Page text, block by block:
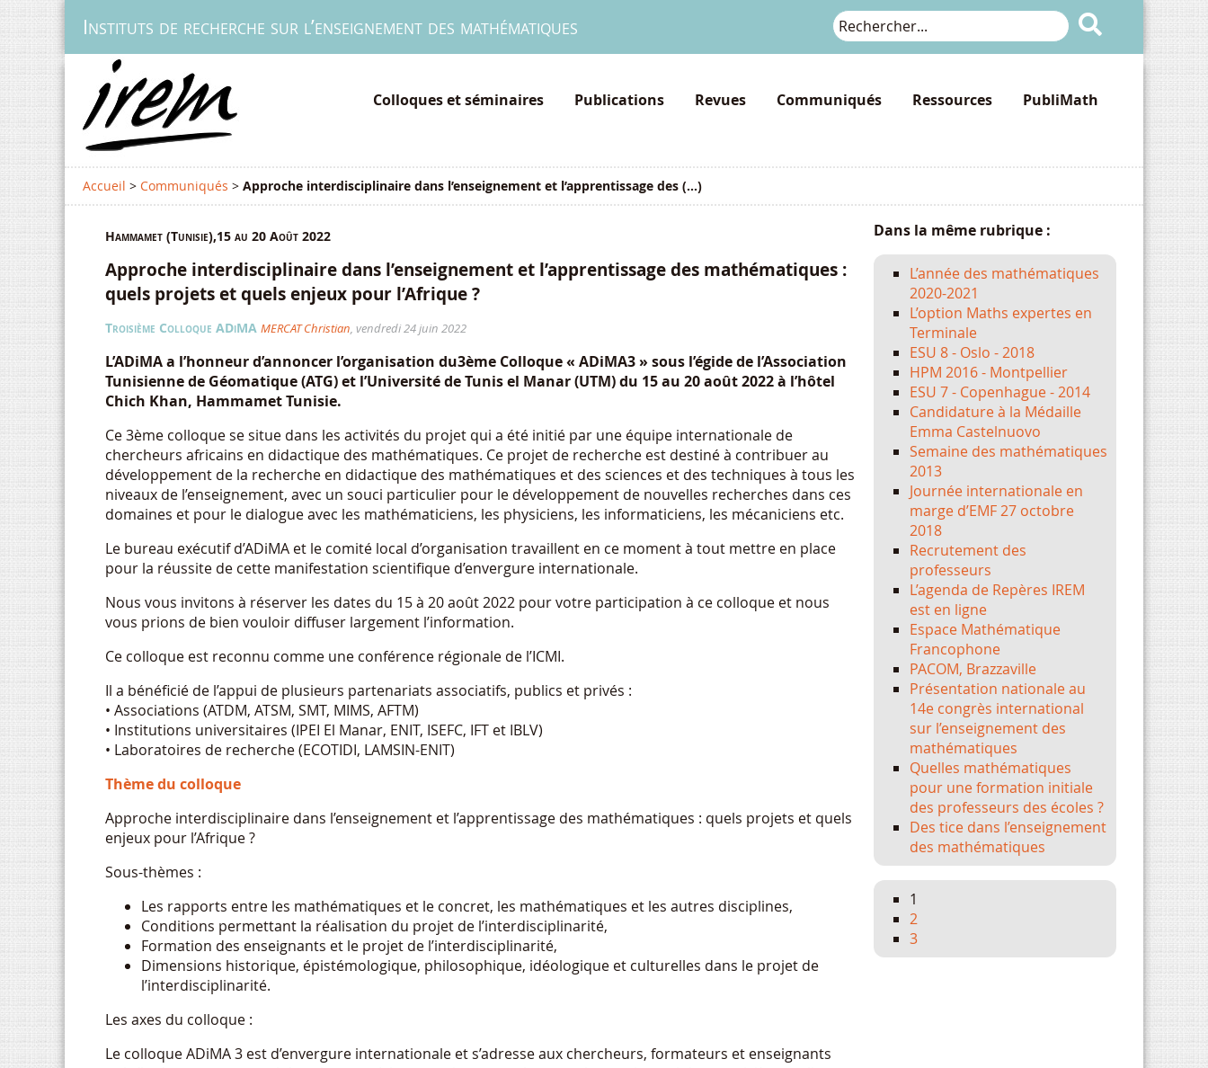
Instituts de recherche sur l’enseignement des mathématiques 
Colloques et séminaires Publications Revues Communiqués Ressources PubliMath
Accueil > Communiqués > Approche interdisciplinaire dans l’enseignement et l’apprentissage des (...)
Hammamet (Tunisie),15 au 20 Août 2022
Approche interdisciplinaire dans l’enseignement et l’apprentissage des mathématiques :
quels projets et quels enjeux pour l’Afrique ?
Troisième Colloque ADiMA MERCAT Christian, vendredi 24 juin 2022
L’ADiMA a l’honneur d’annoncer l’organisation du3ème Colloque « ADiMA3 » sous l’égide de l’Association
Tunisienne de Géomatique (ATG) et l’Université de Tunis el Manar (UTM) du 15 au 20 août 2022 à l’hôtel
Chich Khan, Hammamet Tunisie.
Ce 3ème colloque se situe dans les activités du projet qui a été initié par une équipe internationale de
chercheurs africains en didactique des mathématiques. Ce projet de recherche est destiné à contribuer au
développement de la recherche en didactique des mathématiques et des sciences et des techniques à tous les
niveaux de l’enseignement, avec un souci particulier pour le développement de nouvelles recherches dans ces
domaines et pour le dialogue avec les mathématiciens, les physiciens, les informaticiens, les mécaniciens etc.
Le bureau exécutif d’ADiMA et le comité local d’organisation travaillent en ce moment à tout mettre en place
pour la réussite de cette manifestation scientifique d’envergure internationale.
Nous vous invitons à réserver les dates du 15 à 20 août 2022 pour votre participation à ce colloque et nous
vous prions de bien vouloir diffuser largement l’information.
Ce colloque est reconnu comme une conférence régionale de l’ICMI.
Il a bénéficié de l’appui de plusieurs partenariats associatifs, publics et privés :
• Associations (ATDM, ATSM, SMT, MIMS, AFTM)
• Institutions universitaires (IPEI El Manar, ENIT, ISEFC, IFT et IBLV)
• Laboratoires de recherche (ECOTIDI, LAMSIN-ENIT)
Thème du colloque
Approche interdisciplinaire dans l’enseignement et l’apprentissage des mathématiques : quels projets et quels
enjeux pour l’Afrique ?
Sous-thèmes :
Les rapports entre les mathématiques et le concret, les mathématiques et les autres disciplines,
Conditions permettant la réalisation du projet de l’interdisciplinarité,
Formation des enseignants et le projet de l’interdisciplinarité,
Dimensions historique, épistémologique, philosophique, idéologique et culturelles dans le projet de
l’interdisciplinarité.
Les axes du colloque :
Le colloque ADiMA 3 est d’envergure internationale et s’adresse aux chercheurs, formateurs et enseignants
Dans la même rubrique :
L’année des mathématiques
2020-2021
L’option Maths expertes en
Terminale
ESU 8 - Oslo - 2018
HPM 2016 - Montpellier
ESU 7 - Copenhague - 2014
Candidature à la Médaille
Emma Castelnuovo
Semaine des mathématiques
2013
Journée internationale en
marge d’EMF 27 octobre
2018
Recrutement des
professeurs
L’agenda de Repères IREM
est en ligne
Espace Mathématique
Francophone
PACOM, Brazzaville
Présentation nationale au
14e congrès international
sur l’enseignement des
mathématiques
Quelles mathématiques
pour une formation initiale
des professeurs des écoles ?
Des tice dans l’enseignement
des mathématiques
1
2
3